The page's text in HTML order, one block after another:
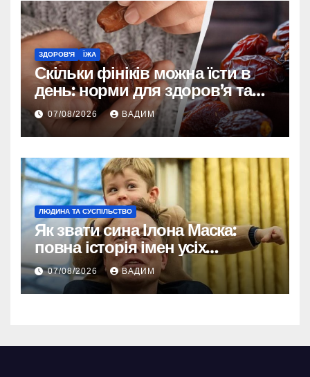
ЗДОРОВ'Я ЇЖА
Скільки фініків можна їсти в
день: норми для здоров’я та
енергії
07/08/2026 ВАДИМ
ЛЮДИНА ТА СУСПІЛЬСТВО
Як звати сина Ілона Маска:
повна історія імен усіх
хлопчиків мільярдера
07/08/2026 ВАДИМ